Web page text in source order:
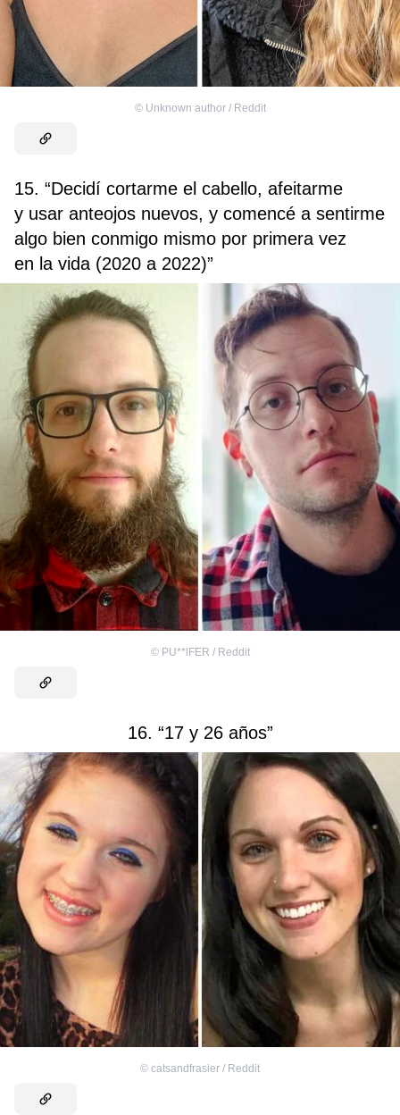
© Unknown author / Reddit
15. “Decidí cortarme el cabello, afeitarme
y usar anteojos nuevos, y comencé a sentirme
algo bien conmigo mismo por primera vez
en la vida (2020 a 2022)”
© PU**lFER / Reddit
16. “17 y 26 años”
© catsandfrasier / Reddit